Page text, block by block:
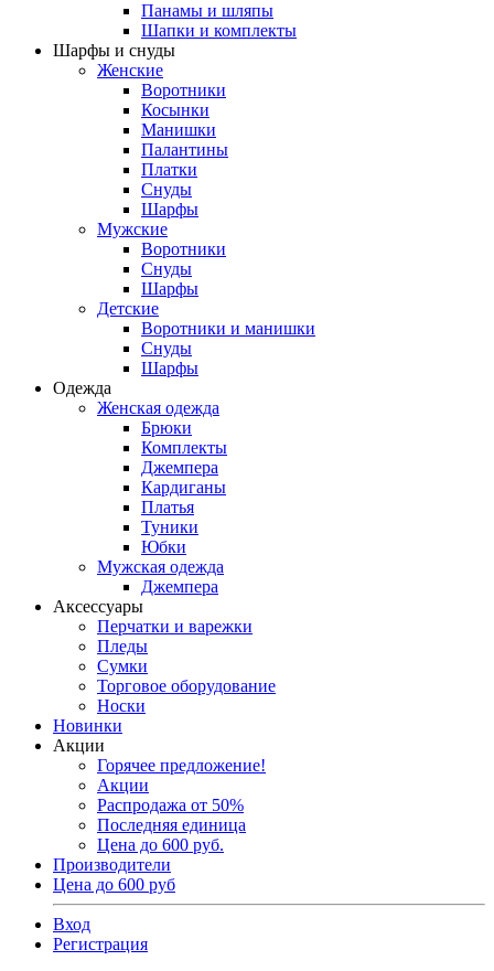
Панамы и шляпы
Шапки и комплекты
Шарфы и снуды
Женские
Воротники
Косынки
Манишки
Палантины
Платки
Снуды
Шарфы
Мужские
Воротники
Снуды
Шарфы
Детские
Воротники и манишки
Снуды
Шарфы
Одежда
Женская одежда
Брюки
Комплекты
Джемпера
Кардиганы
Платья
Туники
Юбки
Мужская одежда
Джемпера
Аксессуары
Перчатки и варежки
Пледы
Сумки
Торговое оборудование
Носки
Новинки
Акции
Горячее предложение!
Акции
Распродажа от 50%
Последняя единица
Цена до 600 руб.
Производители
Цена до 600 руб
Вход
Регистрация